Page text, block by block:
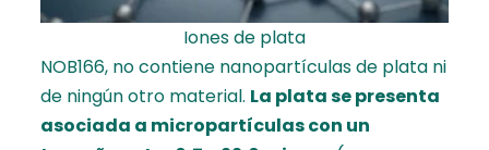
Iones de plata
NOB166, no contiene nanopartículas de plata ni
de ningún otro material. La plata se presenta
asociada a micropartículas con un